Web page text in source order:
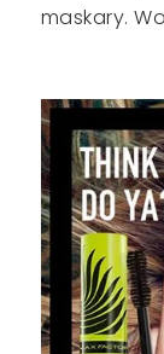
maskary.